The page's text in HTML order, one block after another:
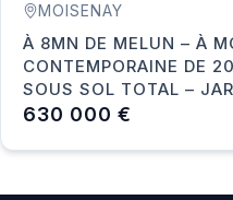
MOISENAY
À 8MN DE MELUN – À MOISENAY – VILLA
CONTEMPORAINE DE
SOUS SOL TOTAL –
630 000 €